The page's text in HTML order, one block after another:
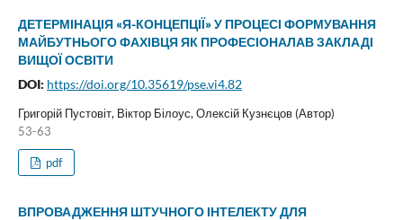
ДЕТЕРМІНАЦІЯ «Я-КОНЦЕПЦІЇ» У ПРОЦЕСІ ФОРМУВАННЯ
МАЙБУТНЬОГО ФАХІВЦЯ ЯК ПРОФЕСІОНАЛАВ ЗАКЛАДІ
ВИЩОЇ ОСВІТИ
DOI: https://doi.org/10.35619/pse.vi4.82
Григорій Пустовіт, Віктор Білоус, Олексій Кузнєцов (Автор)
53-63
pdf
ВПРОВАДЖЕННЯ ШТУЧНОГО ІНТЕЛЕКТУ ДЛЯ